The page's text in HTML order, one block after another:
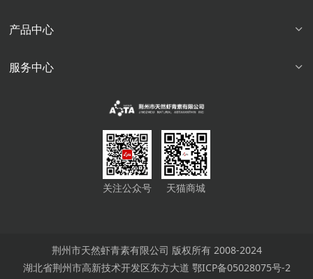
产品中心
服务中心
关注公众号 天猫商城
荆州市天然虾青素有限公司 版权所有 2008-2024
湖北省荆州市高新技术开发区东方大道 鄂ICP备05028075号-2